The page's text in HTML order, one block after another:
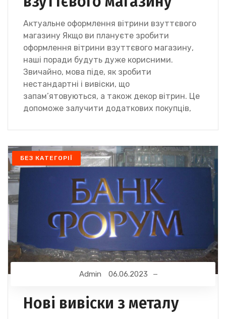
Актуальне оформлення вітрини взуттєвого
магазину Якщо ви плануєте зробити
оформлення вітрини взуттєвого магазину,
наші поради будуть дуже корисними.
Звичайно, мова піде, як зробити
нестандартні і вивіски, що
запам’ятовуються, а також декор вітрин. Це
допоможе залучити додаткових покупців,
БЕЗ КАТЕГОРІЇ
Admin 06.06.2023
Нові вивіски з металу